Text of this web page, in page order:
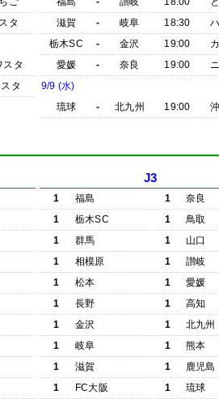
タ
スタ
タ
滋賀
- 岐阜 18:30
栃木SC
- 金沢 19:00
愛媛
- 奈良 19:00
9/9 (水)
琉球
- 北九州 19:00
J3
1 福島 1
奈良
1
栃木SC 1
鳥取
1
群馬 1
山口
1
相模原 1
讃岐
1
松本 1
愛媛
1
長野 1
高知
1
金沢 1
北九州
1
岐阜 1
熊本
1
滋賀 1
鹿児島
1
FC大阪 1 琉球